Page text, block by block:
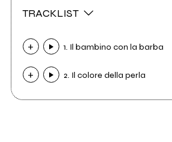
TRACKLIST
1. Il bambino con la barba
2. Il colore della perla